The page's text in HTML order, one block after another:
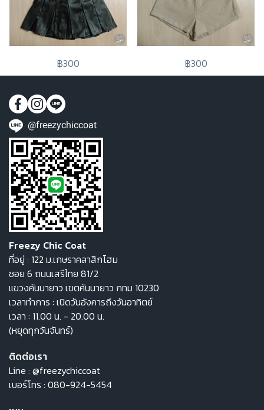
฿300 ฿300
@freezychiccoat
Freezy Chic Coat
ที่อยู่ : 122 ม.เกษราคลาสิกโฮม
ซอย 6 ถนนเสรีไทย 81/2
แขวงคันนายาว เขตคันนายาว กทม 10230
เวลาทำการ : เปิดวันอังคารถึงวันอาทิตย์
เวลา : 11.00 น. - 20.00 น.
(หยุดทุกวันจันทร์)
ติดต่อเรา
Line : @freezychiccoat
เบอร์โทร : 080-924-5454